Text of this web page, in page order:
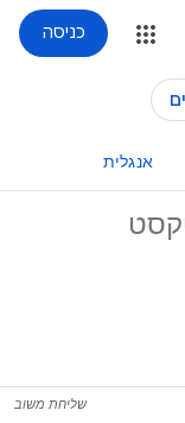
כניסה
אנגלית
שליחת משוב